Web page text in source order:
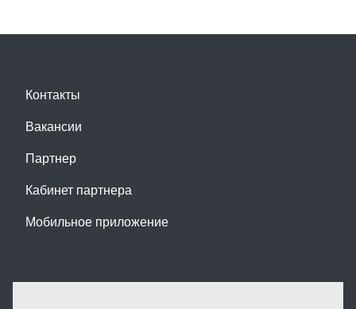
Контакты
Вакансии
Партнер
Кабинет партнера
Мобильное приложение